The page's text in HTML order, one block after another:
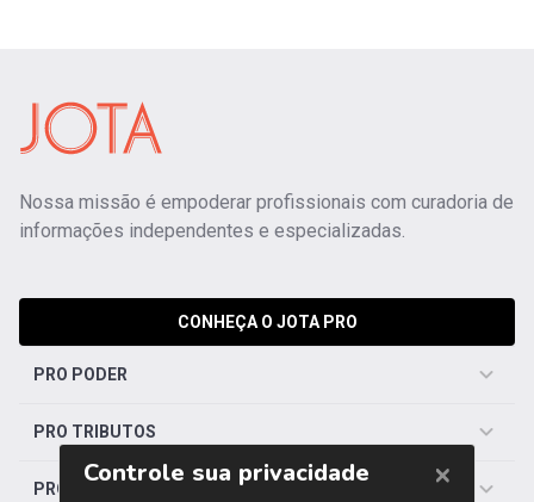
Nossa missão é empoderar profissionais com curadoria de
informações independentes e especializadas.
CONHEÇA O JOTA PRO
PRO PODER
PRO TRIBUTOS
PRO TRABALHISTA